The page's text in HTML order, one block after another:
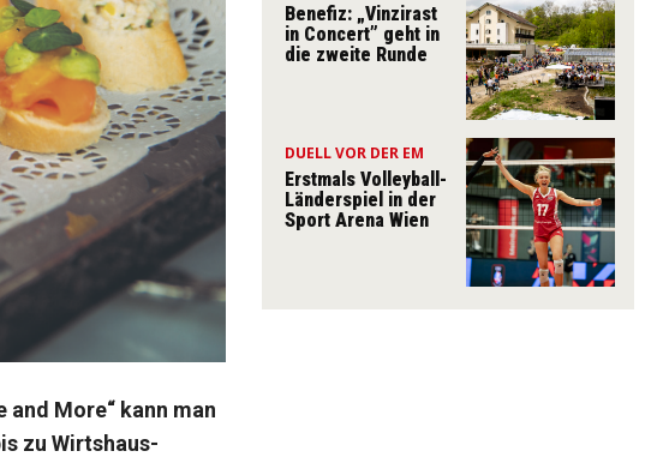
and More“ kann man
zu Wirtshaus-
Benefiz: „Vinzirast
in Concert” geht in
die zweite Runde
DUELL VOR DER EM
Erstmals Volleyball-
Länderspiel in der
Sport Arena Wien